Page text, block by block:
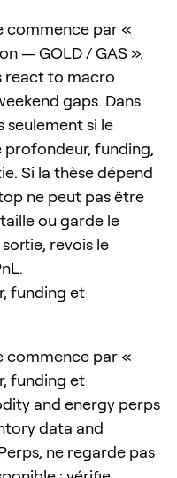
commence par «
— GOLD / GAS ».
react to macro
gaps. Dans
seulement si le
profondeur, funding,
Si la thèse dépend
ne peut pas être
ou garde le
revois le
funding et
commence par «
funding et
and energy perps
data and
ne regarde pas